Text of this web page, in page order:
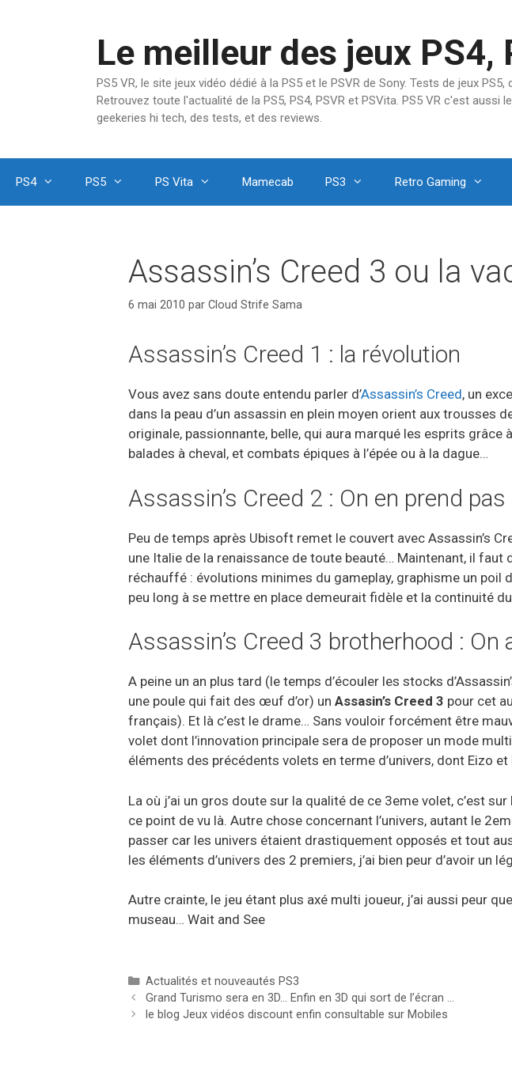
Le meilleur des jeux
PS5 VR, le site jeux vidéo dédié à la PS5 et le PSVR de Sony. Tests de jeux
Retrouvez toute l'actualité de la PS5, PS4, PSVR et PSVita. PS5 VR c'est
geekeries hi tech, des tests, et des reviews.
PS4 PS5 PS Vita Mamecab PS3 Retro Gaming
Assassin’s Creed 3 ou la
6 mai 2010 par Cloud Strife Sama
Assassin’s Creed 1 : la révolution
Vous avez sans doute entendu parler d’Assassin’s Creed, un
dans la peau d’un assassin en plein moyen orient aux
originale, passionnante, belle, qui aura marqué les esprits
balades à cheval, et combats épiques à l’épée ou à la dague…
Assassin’s Creed 2 : On en prend
Peu de temps après Ubisoft remet le couvert avec Assassin’s
une Italie de la renaissance de toute beauté… Maintenant, il
réchauffé : évolutions minimes du gameplay, graphisme un poil
peu long à se mettre en place demeurait fidèle et la continuité
Assassin’s Creed 3 brotherhood :
A peine un an plus tard (le temps d’écouler les stocks
une poule qui fait des œuf d’or) un Assasin’s Creed 3 pour cet
français). Et là c’est le drame… Sans vouloir forcément être
volet dont l’innovation principale sera de proposer un mode
éléments des précédents volets en terme d’univers, dont Eizo
La où j’ai un gros doute sur la qualité de ce 3eme volet, c’est
ce point de vu là. Autre chose concernant l’univers, autant le
passer car les univers étaient drastiquement opposés et tout
les éléments d’univers des 2 premiers, j’ai bien peur d’avoir un
Autre crainte, le jeu étant plus axé multi joueur, j’ai aussi peur
museau… Wait and See
Catégories
Actualités et nouveautés PS3
Grand Turismo sera en 3D… Enfin en 3D qui sort de l’écran …
le blog Jeux vidéos discount enfin consultable sur Mobiles